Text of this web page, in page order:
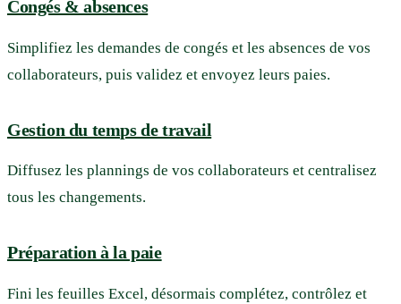
Congés & absences
Simplifiez les demandes de congés et les absences de vos
collaborateurs, puis validez et envoyez leurs paies.
Gestion du temps de travail
Diffusez les plannings de vos collaborateurs et centralisez
tous les changements.
Préparation à la paie
Fini les feuilles Excel, désormais complétez, contrôlez et